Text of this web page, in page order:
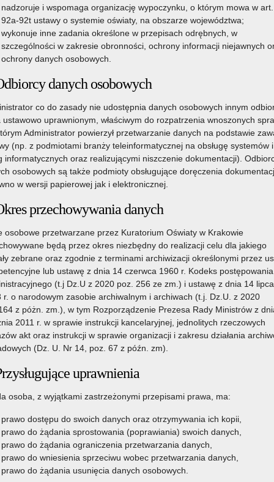
obowiązki organizatora, wymagania wobec kadry oraz
2016 r. w sprawie wypoczynku dzieci i młodzieży (z
przestępczością na tle seksualnym i ochronie
przebywających na obszarach wodnych,
w górach i na zorganizowanych terenach
Inspekcję Sanitarną,
2026 r. zmieniające rozporządzenie w sprawie
nadzoruje i wspomaga organizację wypoczynku, o którym mowa w art.
92a-92t ustawy o systemie oświaty, na obszarze województwa;
wykonuje inne zadania określone w przepisach odrębnych, w
szczególności w zakresie obronności, ochrony informacji niejawnych
ochrony danych osobowych.
danych osobowych
co do zasady nie udostępnia danych osobowych innym
ustawowo uprawnionym, właściwym do rozpatrzenia wnoszonych
Administrator powierzył przetwarzanie danych na podstawie
(np. z podmiotami branży teleinformatycznej na obsługę systemów i
informatycznych oraz realizującymi niszczenie dokumentacji).
osobowych są także podmioty obsługujące doręczenia
w wersji papierowej jak i elektronicznej.
przechowywania danych
osobowe przetwarzane przez Kuratorium Oświaty w Krakowie
będą przez okres niezbędny do realizacji celu dla jakiego
zebrane oraz zgodnie z terminami archiwizacji określonymi przez
lub ustawę z dnia 14 czerwca 1960 r. Kodeks postępowania
(t.j Dz.U z 2020 poz. 256 ze zm.) i ustawę z dnia 14 lipca
r. o narodowym zasobie archiwalnym i archiwach (t.j. Dz.U. z 2020
z póżn. zm.), w tym Rozporządzenie Prezesa Rady Ministrów z
2011 r. w sprawie instrukcji kancelaryjnej, jednolitych rzeczowych
akt oraz instrukcji w sprawie organizacji i zakresu działania
(Dz. U. Nr 14, poz. 67 z późn. zm).
uprawnienia
osoba, z wyjątkami zastrzeżonymi przepisami prawa, ma:
prawo dostępu do swoich danych oraz otrzymywania ich kopii,
prawo do żądania sprostowania (poprawiania) swoich danych,
prawo do żądania ograniczenia przetwarzania danych,
prawo do wniesienia sprzeciwu wobec przetwarzania danych,
prawo do żądania usunięcia danych osobowych.